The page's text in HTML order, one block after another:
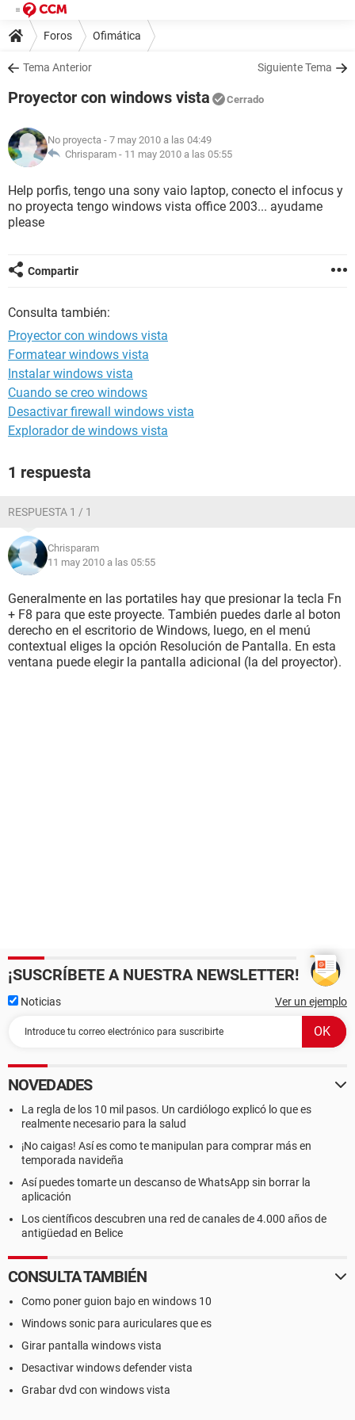
Foros Ofimática
Tema Anterior Siguiente Tema
Proyector con windows vista Cerrado
No proyecta - 7 may 2010 a las 04:49
Chrisparam - 11 may 2010 a las 05:55
Help porfis, tengo una sony vaio laptop, conecto el infocus y
no proyecta tengo windows vista office 2003... ayudame
please
Compartir
Consulta también:
Proyector con windows vista
Formatear windows vista
Instalar windows vista
Cuando se creo windows
Desactivar firewall windows vista
Explorador de windows vista
1 respuesta
RESPUESTA 1 / 1
Chrisparam
11 may 2010 a las 05:55
Generalmente en las portatiles hay que presionar la tecla Fn
+ F8 para que este proyecte. También puedes darle al boton
derecho en el escritorio de Windows, luego, en el menú
contextual eliges la opción Resolución de Pantalla. En esta
ventana puede elegir la pantalla adicional (la del proyector).
¡SUSCRÍBETE A NUESTRA NEWSLETTER!
Noticias Ver un ejemplo
NOVEDADES
La regla de los 10 mil pasos. Un cardiólogo explicó lo que es
realmente necesario para la salud
¡No caigas! Así es como te manipulan para comprar más en
temporada navideña
Así puedes tomarte un descanso de WhatsApp sin borrar la
aplicación
Los científicos descubren una red de canales de 4.000 años de
antigüedad en Belice
CONSULTA TAMBIÉN
Como poner guion bajo en windows 10
Windows sonic para auriculares que es
Girar pantalla windows vista
Desactivar windows defender vista
Grabar dvd con windows vista